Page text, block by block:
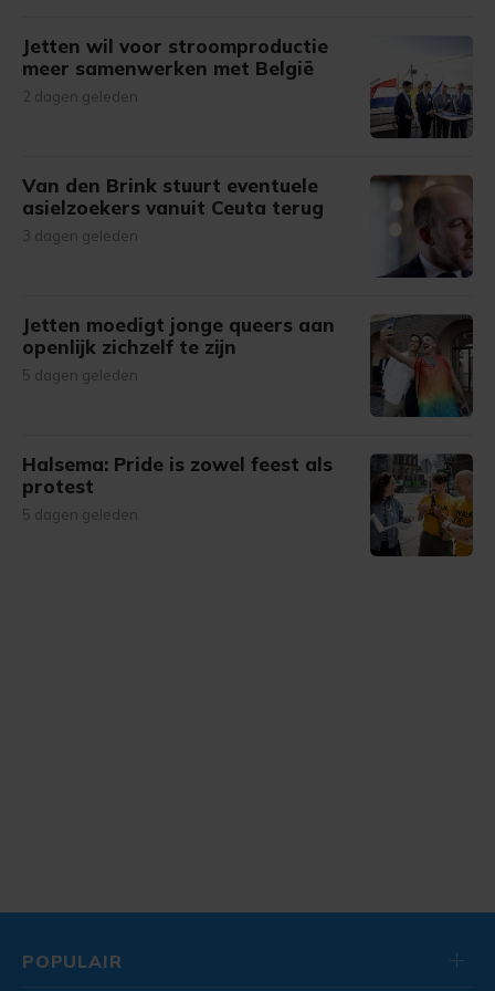
Jetten wil voor stroomproductie
meer samenwerken met België
2 dagen geleden
Van den Brink stuurt eventuele
asielzoekers vanuit Ceuta terug
3 dagen geleden
Jetten moedigt jonge queers aan
openlijk zichzelf te zijn
5 dagen geleden
Halsema: Pride is zowel feest als
protest
5 dagen geleden
POPULAIR